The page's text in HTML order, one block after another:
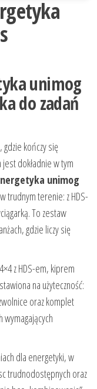
unimog
do zadań
gdzie kończy się
dokładnie w tym
unimog
trudnym terenie: z HDS-
To zestaw
gdzie liczy się
z HDS-em, kiprem
na użyteczność:
oraz komplet
dla energetyki, w
trudnodostępnych oraz